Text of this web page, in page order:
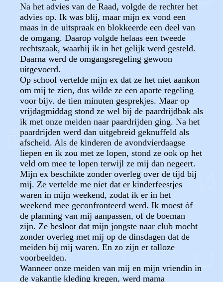
Na het advies van de Raad, volgde de rechter het
advies op. Ik was blij, maar mijn ex vond een
maas in de uitspraak en blokkeerde een deel van
de omgang. Daarop volgde helaas een tweede
rechtszaak, waarbij ik in het gelijk werd gesteld.
Daarna werd de omgangsregeling gewoon
uitgevoerd.
Op school vertelde mijn ex dat ze het niet aankon
om mij te zien, dus wilde ze een aparte regeling
voor bijv. de tien minuten gesprekjes. Maar op
vrijdagmiddag stond ze wel bij de paardrijdbak als
ik met onze meiden naar paardrijden ging. Na het
paardrijden werd dan uitgebreid geknuffeld als
afscheid. Als de kinderen de avondvierdaagse
liepen en ik zou met ze lopen, stond ze ook op het
veld om mee te lopen terwijl ze mij dan negeert.
Mijn ex beschikte zonder overleg over de tijd bij
mij. Ze vertelde me niet dat er kinderfeestjes
waren in mijn weekend, zodat ik er in het
weekend mee geconfronteerd werd. Ik moest óf
de planning van mij aanpassen, of de boeman
zijn. Ze besloot dat mijn jongste naar club mocht
zonder overleg met mij op de dinsdagen dat de
meiden bij mij waren. En zo zijn er talloze
voorbeelden.
Wanneer onze meiden van mij en mijn vriendin in
de vakantie kleding kregen, werd mama